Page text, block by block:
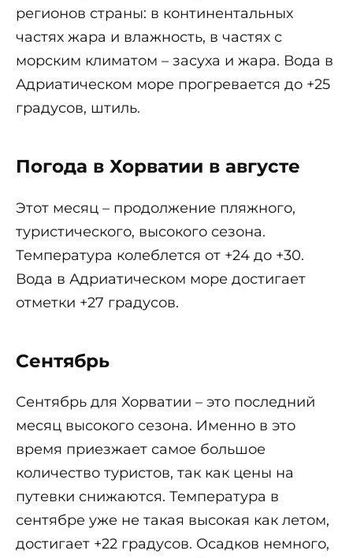
регионов страны: в континентальных
частях жара и влажность, в частях с
морским климатом – засуха и жара. Вода в
Адриатическом море прогревается до +25
градусов, штиль.
Погода в Хорватии в августе
Этот месяц – продолжение пляжного,
туристического, высокого сезона.
Температура колеблется от +24 до +30.
Вода в Адриатическом море достигает
отметки +27 градусов.
Сентябрь
Сентябрь для Хорватии – это последний
месяц высокого сезона. Именно в это
время приезжает самое большое
количество туристов, так как цены на
путевки снижаются. Температура в
сентябре уже не такая высокая как летом,
достигает +22 градусов. Осадков немного,